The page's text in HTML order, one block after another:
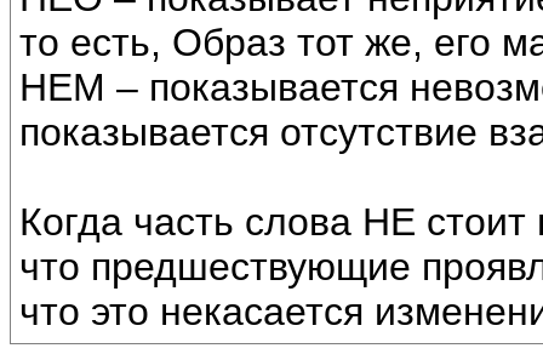
то есть, Образ тот же, его
НЕМ – показывается
показывается отсутствие
Когда часть слова НЕ
что предшествующие
что это некасается